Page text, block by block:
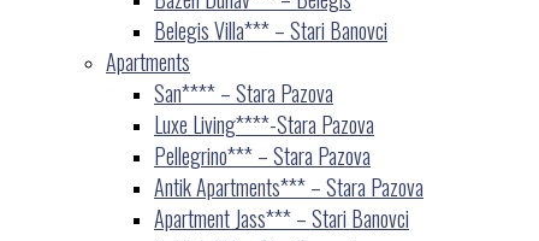
Belegis Villa*** – Stari Banovci
Apartments
San**** – Stara Pazova
Luxe Living****-Stara Pazova
Pellegrino*** – Stara Pazova
Antik Apartments*** – Stara Pazova
Apartment Jass*** – Stari Banovci